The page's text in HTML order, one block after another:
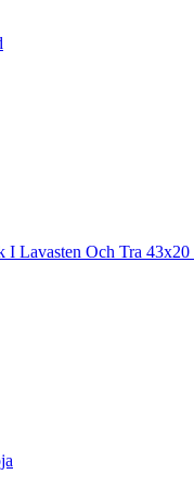
I Lavasten Och Tra 43x20